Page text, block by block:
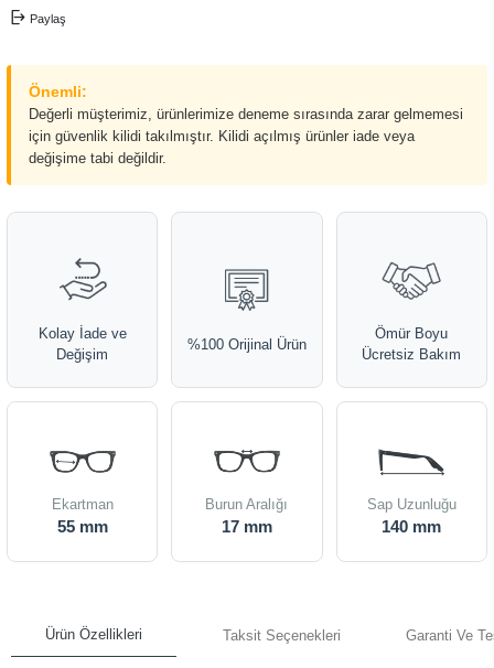
Paylaş
Önemli:
Değerli müşterimiz, ürünlerimize deneme sırasında zarar gelmemesi
için güvenlik kilidi takılmıştır. Kilidi açılmış ürünler iade veya
değişime tabi değildir.
Kolay İade ve
Değişim
%100 Orijinal Ürün
Ömür Boyu
Ücretsiz Bakım
Ekartman
55 mm
Burun Aralığı
17 mm
Sap Uzunluğu
140 mm
Ürün Özellikleri Taksit Seçenekleri Garanti Ve